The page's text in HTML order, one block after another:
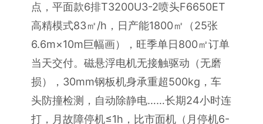
点，平面款6排T3200U3-2喷头F6650ET
高精模式83㎡/h，日产能1800㎡（25张
6.6m×10m巨幅画），旺季单日800㎡订单
当天交付。磁悬浮电机无接触驱动（无磨
损），30mm钢板机身承重超500kg，车
头防撞检测，自动除静电……长期24小时连
打，月故障停机≤1h，比市面机（月停机6-